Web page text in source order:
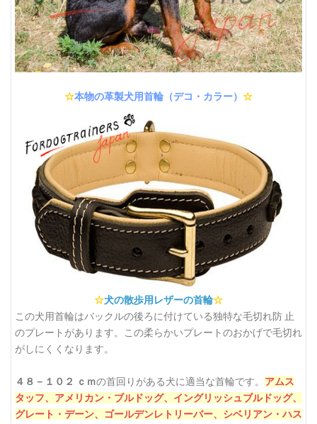
☆本物の革製犬用首輪（デコ・カラー） ☆
☆犬の散歩用レザーの首輪☆
この犬用首輪はバックルの後ろに付けている独特な毛切れ防 止
のプレートがあります。この柔らかいプレートのおかげで毛切れ
がしにくくなります。
４８－１０２ ｃｍの首回りがある犬に適当な首輪です。 アムス
タッフ、 アメリカン・ブルドッグ、 イングリッシュブルドッグ、
グレート・デーン、
ゴールデンレトリーバー、 シベリアン・ハス